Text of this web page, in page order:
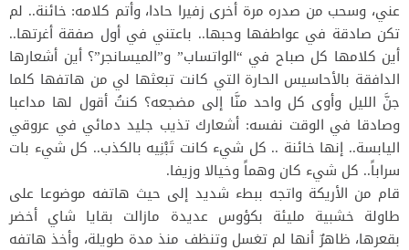
عني، وسحب من صدره مرة أخرى زفيرا حادا، وأتم كلامه: خائنة.. لم
تكن صادقة في عواطفها وحبها.. باعتني في أول صفقة أغرتها..
أين كلامها كل صباح في “الواتساب” و”الميسانجر”؟ أين أشعارها
الدافقة بالأحاسيس الحارة التي كانت تبعثها لي من هاتفها كلما
جنَّ الليل وأوى كل واحد منَّا إلى مضجعه؟ كنتُ أقول لها مداعبا
وصادقا في الوقت نفسه: أشعارك تذيب جليد دمائي في عروقي
اليابسة.. إنها خائنة .. كل شيء كانت تَبْنِيه بالكذب.. كل شيء بات
سراباً.. كل شيء كان وهماً وخيالا وزيفا.
قام من الأريكة واتجه ببطء شديد إلى حيث هاتفه موضوعا على
طاولة خشبية مليئة بكؤوس عديدة مازالت بقايا شاي أخضر
بقعرها، ظاهرٌ أنها لم تغسل وتنظف منذ مدة طويلة، وأخذ هاتفه